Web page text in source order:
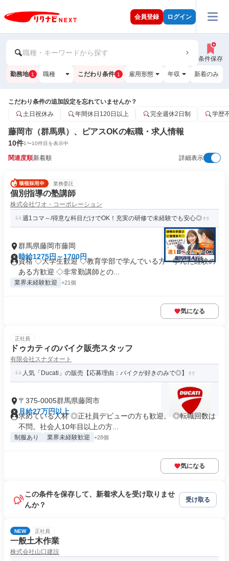
会員登録 ログイン
職種・キーワードから探す
条件保存
勤務地 1 職種 こだわり条件 1 雇用形態 年収 新着のみ
こだわり条件の追加設定を忘れていませんか？
土日祝休み
年間休日120日以上 完全週休2日制 学歴
藤岡市（群馬県）、ピアスOKの転職・求人情報
10件1〜10件目を表示中
関連度順新着順 詳細表示
業務委託
個別指導の塾講師
株式会社ワオ・コーポレーション
週1コマ～/得意な科目だけでOK！充実の研修で未経験でも安心◎
群馬県藤岡市藤岡
時給1275円～1700円
資格 ◇大学生歓迎 ◇教育学部で学んでいる方・学んだ経験の
ある方歓迎 ◇非常勤講師との...
業界未経験歓迎 +21個
気になる
正社員
ドゥカティのバイク販売スタッフ
有限会社スナダオート
人気「Ducati」の販売【応募理由：バイクが好きのみで◎】
〒375-0005群馬県藤岡市
月給27万円以上
求めている人材 ◎正社員デビューの方も歓迎。 ◎転職回数は
不問。社会人10年目以上の方...
制服あり 業界未経験歓迎 +28個
気になる
この条件を保存して、新着求人を受け取りませ
んか？
受け取る
NEW 正社員
一般土木作業
株式会社山口建設